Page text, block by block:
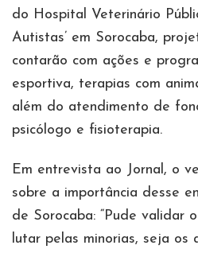
do Hospital Veterinário
Autistas’ em Sorocaba,
contarão com ações e
esportiva, terapias com
além do atendimento de
psicólogo e fisioterapia.
Em entrevista ao Jornal, o
sobre a importância desse
de Sorocaba: “Pude validar
lutar pelas minorias, seja os